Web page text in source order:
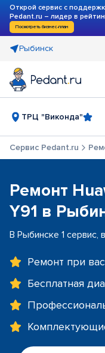
Открой сервис с
Pedant.ru – лидер в
Посмотреть бизнес-план
Рыбинск
ТРЦ "Виконда"
Сервис Pedant.ru
Ремонт
Y91 в
В Рыбинске 1 сервис,
Ремонт при
Бесплатная